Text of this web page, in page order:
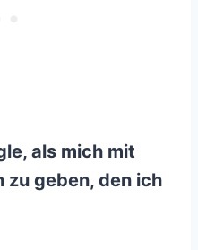
als mich mit
zu geben, den ich